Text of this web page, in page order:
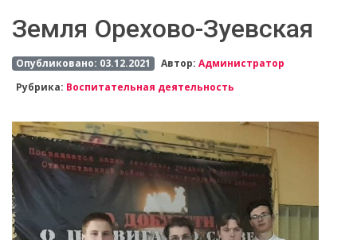
Земля Орехово-Зуевская
Опубликовано: 03.12.2021 Автор:Администратор
Рубрика: Воспитательная деятельность